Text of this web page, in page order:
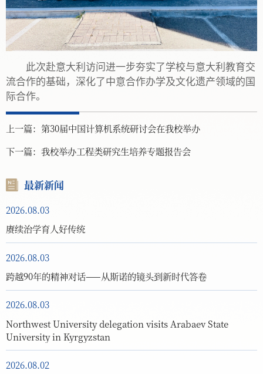
此次赴意大利访问进一步夯实了学校与意大利教育交
流合作的基础，深化了中意合作办学及文化遗产领域的国
际合作。
上一篇： 第30届中国计算机系统研讨会在我校举办
下一篇： 我校举办工程类研究生培养专题报告会
最新新闻
2026.08.03
赓续治学育人好传统
2026.08.03
跨越90年的精神对话——从斯诺的镜头到新时代答卷
2026.08.03
Northwest University delegation visits Arabaev State
University in Kyrgyzstan
2026.08.02